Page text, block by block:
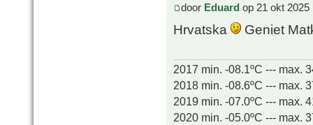
door Eduard op 21 okt 2025
Hrvatska Geniet
2017 min. -08.1ºC --- max.
2018 min. -08.6ºC --- max.
2019 min. -07.0ºC --- max.
2020 min. -05.0ºC --- max.